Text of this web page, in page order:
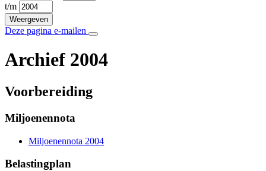
t/m
Deze pagina e-mailen
Archief 2004
Voorbereiding
Miljoenennota
Miljoenennota 2004
Belastingplan